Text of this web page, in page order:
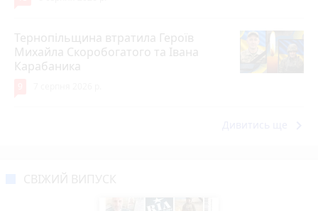
Тернопільщина втратила Героїв
Михайла Скоробогатого та Івана
Карабаника